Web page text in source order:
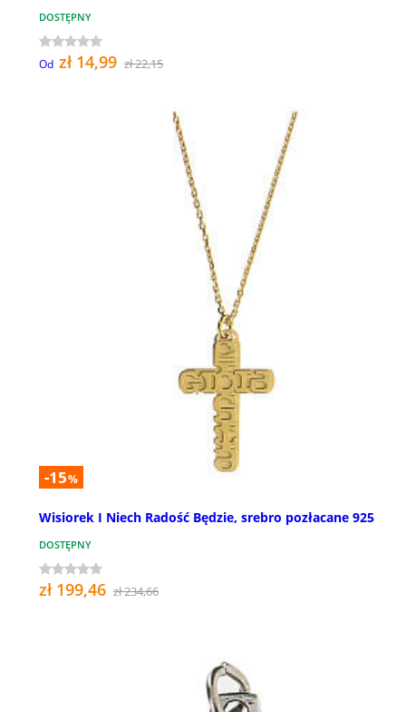
DOSTĘPNY
Od zł 14,99 zł 22,15
-15%
Wisiorek I Niech Radość Będzie, srebro pozłacane 925
DOSTĘPNY
zł 199,46 zł 234,66